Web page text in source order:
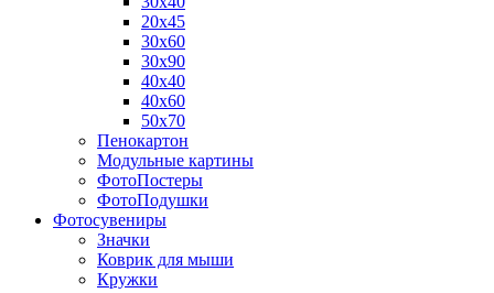
20х45
30х60
30х90
40х40
40х60
50х70
Пенокартон
Модульные картины
ФотоПостеры
ФотоПодушки
Фотоcувениры
Значки
Коврик для мыши
Кружки